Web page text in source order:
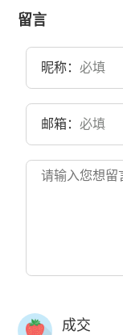
学、湖北医科大学合
5195亩。
留言
昵称：
邮箱：
成交